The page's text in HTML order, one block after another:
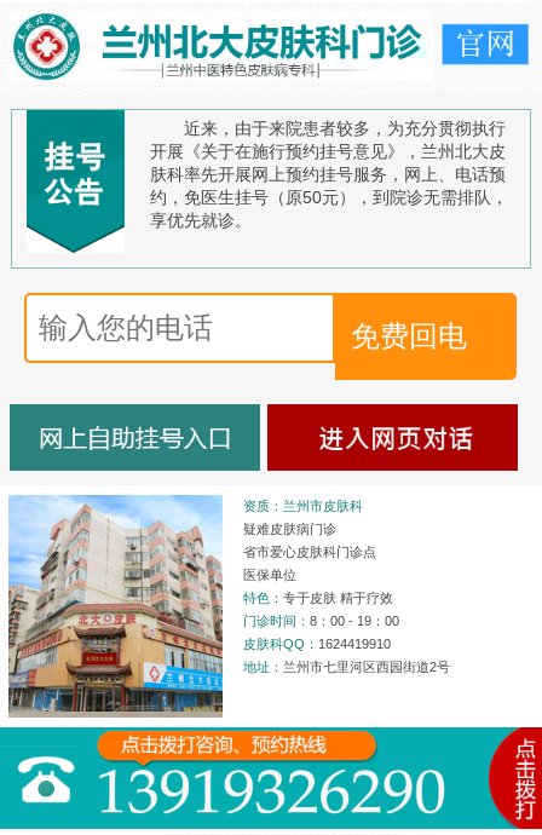
近来，由于来院患者较多，为充分贯彻执行
开展《关于在施行预约挂号意见》，兰州北大皮
肤科率先开展网上预约挂号服务，网上、电话预
约，免医生挂号（原50元），到院诊无需排队，
享优先就诊。
资质：兰州市皮肤科
疑难皮肤病门诊
省市爱心皮肤科门诊点
医保单位
特色：专于皮肤 精于疗效
门诊时间：8：00 - 19：00
皮肤科QQ： 1624419910
地址： 兰州市七里河区西园街道2号